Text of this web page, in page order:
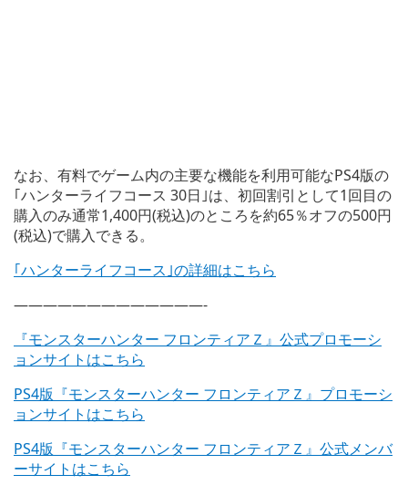
なお、有料でゲーム内の主要な機能を利用可能なPS4版の
｢ハンターライフコース 30日｣は、初回割引として1回目の
購入のみ通常1,400円(税込)のところを約65％オフの500円
(税込)で購入できる。
｢ハンターライフコース｣の詳細はこちら
—————————————-
『モンスターハンター フロンティアＺ』公式プロモーシ
ョンサイトはこちら
PS4版『モンスターハンター フロンティアＺ』プロモーシ
ョンサイトはこちら
PS4版『モンスターハンター フロンティアＺ』公式メンバ
ーサイトはこちら